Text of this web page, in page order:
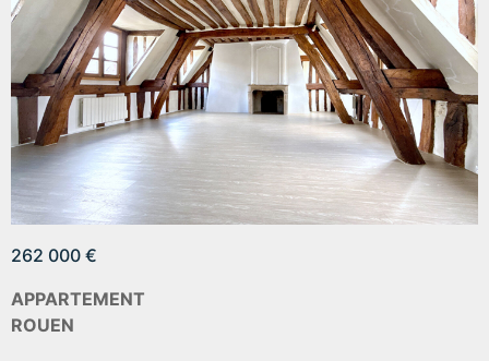
262 000 €
APPARTEMENT
ROUEN